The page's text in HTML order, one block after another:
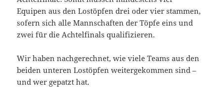
Equipen aus den Lostöpfen drei oder vier stammen,
sofern sich alle Mannschaften der Töpfe eins und
zwei für die Achtelfinals qualifizieren.
Wir haben nachgerechnet, wie viele Teams aus den
beiden unteren Lostöpfen weitergekommen sind –
und wer gepatzt hat.